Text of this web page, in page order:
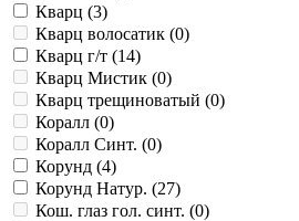
Кварц (3)
Кварц волосатик (0)
Кварц г/т (14)
Кварц Мистик (0)
Кварц трещиноватый (0)
Коралл (0)
Коралл Синт. (0)
Корунд (4)
Корунд Натур. (27)
Кош. глаз гол. синт. (0)